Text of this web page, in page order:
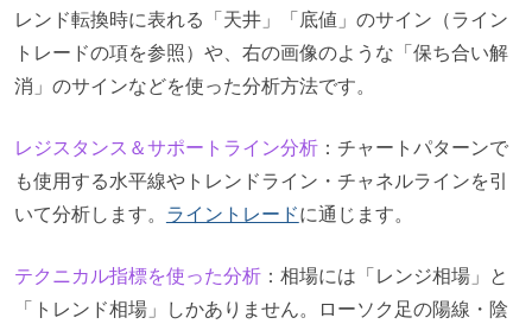
レンド転換時に表れる「天井」「底値」のサイン（ライン
トレードの項を参照）や、右の画像のような「保ち合い解
消」のサインなどを使った分析方法です。
レジスタンス＆サポートライン分析：チャートパターンで
も使用する水平線やトレンドライン・チャネルラインを引
いて分析します。 ライントレードに通じます。
テクニカル指標を使った分析：相場には「レンジ相場」と
「トレンド相場」しかありません。ローソク足の陽線・陰